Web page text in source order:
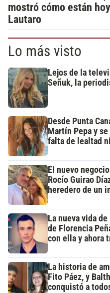
mostró cómo están
Lautaro
Lo más visto
Lejos de la
Señuk, la
Desde Punta
Martín Pepa y
falta de lealtad
El nuevo
Rocío Guirao
heredero de un
La nueva vida
de Florencia
con ella y ahora
La historia de
Fito Páez, y
conquistó a